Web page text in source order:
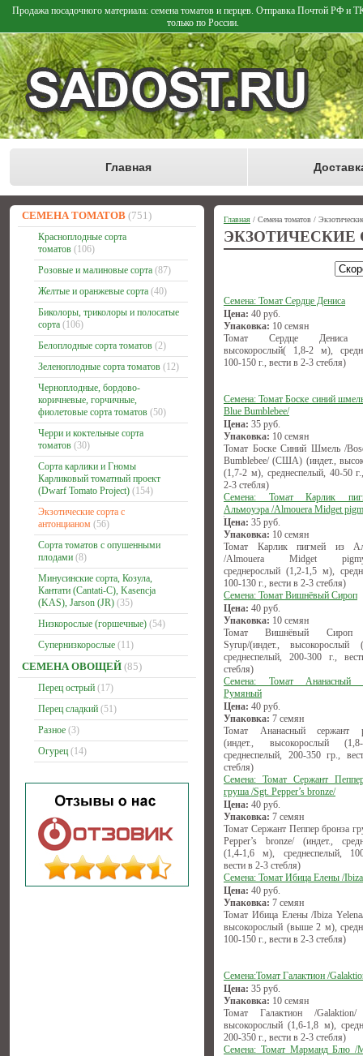
Продажа посадочного материала: семена томатов и перцев. Отправка Почтой РФ и
только по России.
Главная
СЕМЕНА ТОМАТОВ (751)
Красноплодные сорта
томатов (106)
Розовые и малиновые сорта (87)
Желтые и оранжевые сорта (40)
Биколоры, триколоры и полосатые
сорта (106)
Белоплодные сорта томатов (2)
Зеленоплодные сорта томатов (12)
Черноплодные, бордово-
коричневые, горчичные,
фиолетовые сорта томатов (50)
Черри и коктельные сорта
томатов (30)
Сорта карлики и Гномы
Карликовый томатный проект
(Dwarf Tomato Project) (154)
Экзотические сорта с
антонцианом (56)
Сорта томатов с опушенными
плодами (8)
Минусинские сорта, Козула,
Кантати (Cantati-C), Kasencja
(KAS), Jarson (JR) (35)
Низкорослые (горшечные) (54)
Супернизкорослые (11)
СЕМЕНА ОВОЩЕЙ (85)
Перец острый (17)
Перец сладкий (51)
Разное (3)
Огурец (14)
Главная / Семена томатов /
Семена: Томат Сердце Дениса
Цена: 40 руб.
Упаковка: 10 семян
Томат Сердце Дениса
высокорослый( 1,8-2 м),
100-150 г., вести в 2-3 стебля)
Семена: Томат Боске синий
Blue Bumblebee/
Цена: 35 руб.
Упаковка: 10 семян
Томат Боске Синий Шмель /
Bumblebee/ (США) (индет.,
(1,7-2 м), среднеспелый, 40-50
2-3 стебля)
Семена: Томат Карлик
Альмоуэра /Almouera Midget
Цена: 35 руб.
Упаковка: 10 семян
Томат Карлик пигмей из
/Almouera Midget pigmy/
среднерослый (1,2-1,5 м),
100-130 г., вести в 2-3 стебля)
Семена: Томат Вишнёвый Сироп
Цена: 40 руб.
Упаковка: 10 семян
Томат Вишнёвый Сироп
Syrup/(индет.,
среднеспелый, 200-300 г.,
стебля)
Семена: Томат Ананасный
Румяный
Цена: 40 руб.
Упаковка: 7 семян
Томат Ананасный сержант
(индет., высокорослый
среднеспелый, 200-350 гр.,
стебля)
Семена: Томат Сержант
груша /Sgt. Pepper’s bronze/
Цена: 40 руб.
Упаковка: 7 семян
Томат Сержант Пеппер бронза
Pepper’s bronze/ (индет.,
(1,4-1,6 м), среднеспелый,
вести в 2-3 стебля)
Семена: Томат Ибица Елены /
Цена: 40 руб.
Упаковка: 7 семян
Томат Ибица Елены /Ibiza
высокорослый (выше 2 м),
100-150 г., вести в 2-3 стебля)
Семена:Томат Галактион /
Цена: 35 руб.
Упаковка: 10 семян
Томат Галактион /Galaktion/
высокорослый (1,6-1,8 м),
200-350 г., вести в 2-3 стебля)
Семена: Томат Марманд Блю /